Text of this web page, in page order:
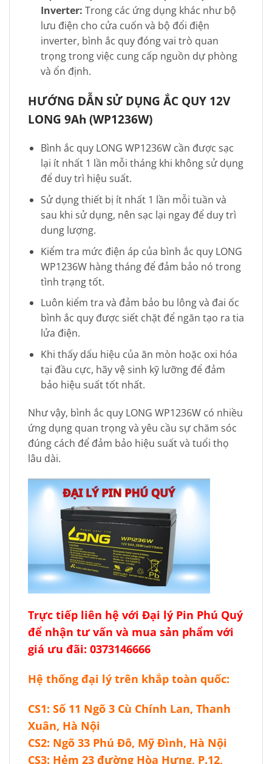
Inverter: Trong các ứng dụng khác như bộ
lưu điện cho cửa cuốn và bộ đổi điện
inverter, bình ắc quy đóng vai trò quan
trọng trong việc cung cấp nguồn dự phòng
và ổn định.
HƯỚNG DẪN SỬ DỤNG ẮC QUY 12V
LONG 9Ah (WP1236W)
Bình ắc quy LONG WP1236W cần được sạc
lại ít nhất 1 lần mỗi tháng khi không sử dụng
để duy trì hiệu suất.
Sử dụng thiết bị ít nhất 1 lần mỗi tuần và
sau khi sử dụng, nên sạc lại ngay để duy trì
dung lượng.
Kiểm tra mức điện áp của bình ắc quy LONG
WP1236W hàng tháng để đảm bảo nó trong
tình trạng tốt.
Luôn kiểm tra và đảm bảo bu lông và đai ốc
bình ắc quy được siết chặt để ngăn tạo ra tia
lửa điện.
Khi thấy dấu hiệu của ăn mòn hoặc oxi hóa
tại đầu cực, hãy vệ sinh kỹ lưỡng để đảm
bảo hiệu suất tốt nhất.
Như vậy, bình ắc quy LONG WP1236W có nhiều
ứng dụng quan trọng và yêu cầu sự chăm sóc
đúng cách để đảm bảo hiệu suất và tuổi thọ
lâu dài.
Trực tiếp liên hệ với Đại lý Pin Phú Quý
để nhận tư vấn và mua sản phẩm với
giá ưu đãi: 0373146666
Hệ thống đại lý trên khắp toàn quốc:
CS1: Số 11 Ngõ 3 Cù Chính Lan, Thanh
Xuân, Hà Nội
CS2: Ngõ 33 Phú Đô, Mỹ Đình, Hà Nội
CS3: Hẻm 23 đường Hòa Hưng, P.12,